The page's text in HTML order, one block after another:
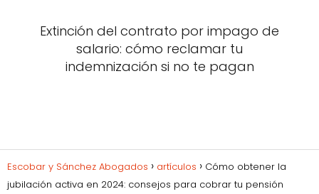
Extinción del contrato por impago de
salario: cómo reclamar tu
indemnización si no te pagan
Escobar y Sánchez Abogados artículos
Cómo obtener la
jubilación activa en 2024: consejos para cobrar tu pensión